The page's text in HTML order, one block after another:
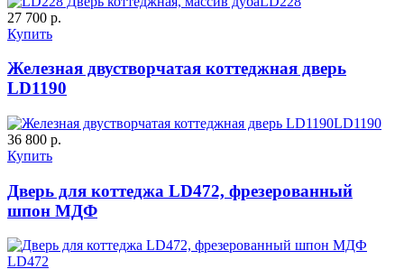
C61
27 700 р.
Купить
Железная двустворчатая коттеджная дверь
LD1190
LD1190
36 800 р.
Купить
Дверь для коттеджа LD472, фрезерованный
шпон МДФ
LD472